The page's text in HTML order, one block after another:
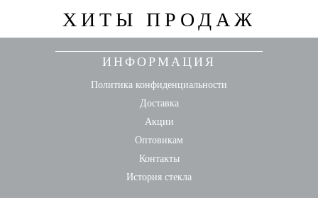
ХИТЫ ПРОДАЖ
ИНФОРМАЦИЯ
Политика конфиденциальности
Доставка
Акции
Оптовикам
Контакты
История стекла